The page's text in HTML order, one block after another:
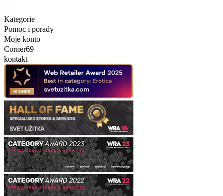
Kategorie
Pomoc i porady
Moje konto
Corner69
kontakt